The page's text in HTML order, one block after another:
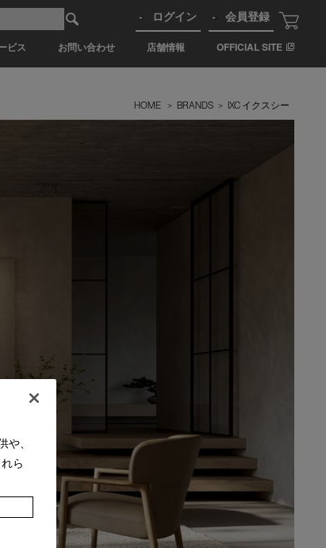
ビス お問い合わせ 店舗情報 OFFICIAL SITE
ログイン 会員登録
HOME > BRANDS > IXC イクスシー
、
ら